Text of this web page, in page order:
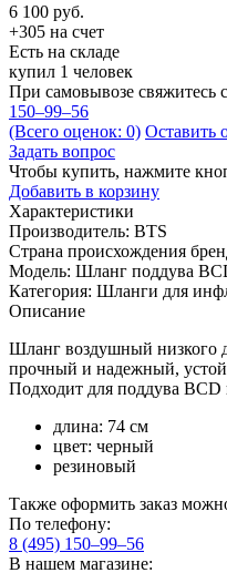
6 100 руб.
+305 на счет
Есть на складе
купил 1 человек
При самовывозе свяжитесь
150–99–56
(Всего оценок: 0) Оставить
Задать вопрос
Чтобы купить, нажмите
Добавить в корзину
Характеристики
Производитель: BTS
Страна происхождения
Модель: Шланг поддува
Категория: Шланги для
Описание
Шланг воздушный низкого
прочный и надежный,
Подходит для поддува
длина: 74 см
цвет: черный
резиновый
Также оформить заказ
По телефону:
8 (495) 150–99–56
В нашем магазине: